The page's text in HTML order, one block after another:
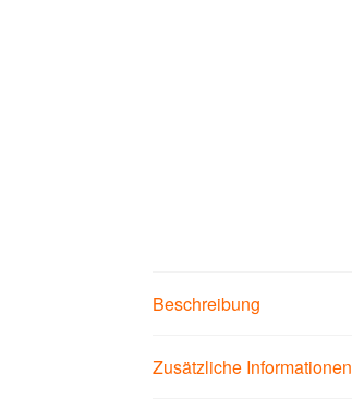
Beschreibung
Zusätzliche Informationen